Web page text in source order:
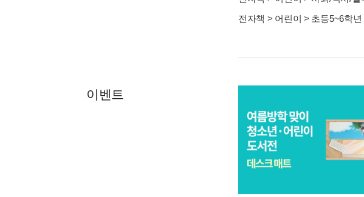
전자책 > 어린이 > 초등5~6학년
이벤트